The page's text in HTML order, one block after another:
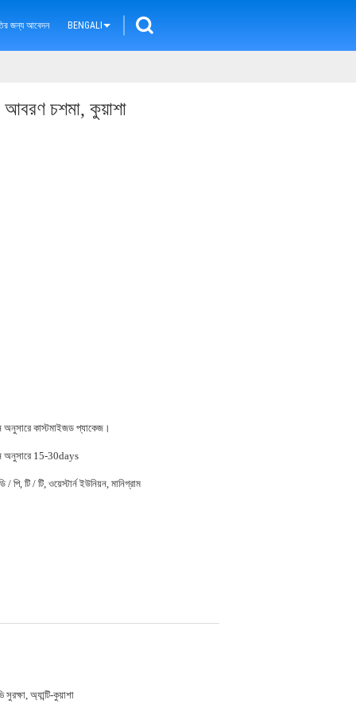
জন্য আবেদন BENGALI
চশমা, কুয়াশা
অনুসারে কাস্টমাইজড প্যাকেজ।
অনুসারে 15-30days
পি, টি / টি, ওয়েস্টার্ন ইউনিয়ন, মানিগ্রাম
সুরক্ষা, অ্যান্টি-কুয়াশা